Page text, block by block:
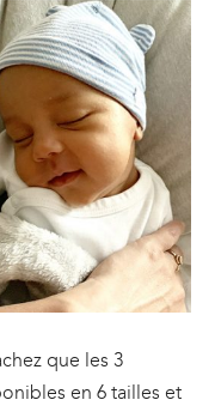
que les 3
en 6 tailles et